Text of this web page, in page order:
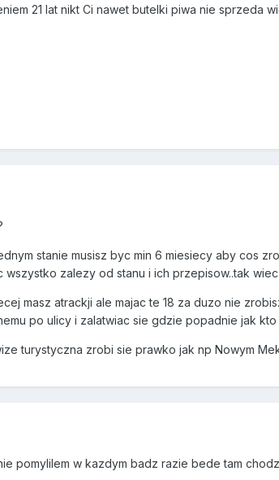
21 lat nikt Ci nawet butelki piwa nie sprzeda
stanie musisz byc min 6 miesiecy aby cos
wszystko zalezy od stanu i ich przepisow..tak
masz atrackji ale majac te 18 za duzo nie
po ulicy i zalatwiac sie gdzie popadnie jak kto
turystyczna zrobi sie prawko jak np Nowym
pomylilem w kazdym badz razie bede tam